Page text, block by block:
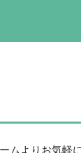
ムよりお気軽